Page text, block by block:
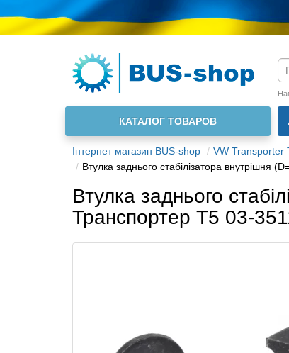
КАТАЛОГ ТОВАРОВ
Інтернет магазин BUS-shop VW Transporter
Втулка заднього стабілізатора
Втулка заднього
Транспортер Т5 03-